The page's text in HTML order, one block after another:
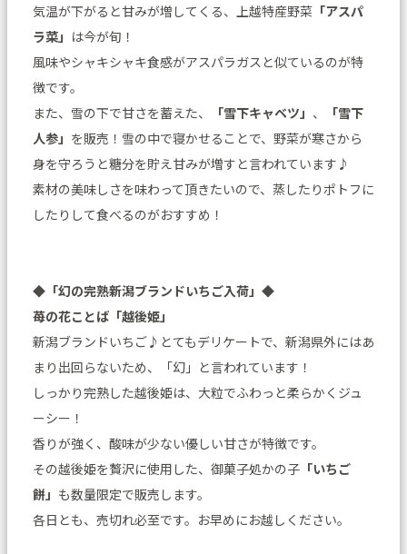
気温が下がると甘みが増してくる、上越特産野菜 「アスパ
ラ菜」 は今が旬！
風味やシャキシャキ食感がアスパラガスと似ているのが特
徴です。
また、雪の下で甘さを蓄えた、
「雪下キャベツ」 、
「雪下
人参」 を販売！雪の中で寝かせることで、野菜が寒さから
身を守ろうと糖分を貯え甘みが増すと言われています♪
素材の美味しさを味わって頂きたいので、蒸したりポトフに
したりして食べるのがおすすめ！
◆ 「幻の完熟新潟ブランドいちご入荷」 ◆
苺の花ことば「越後姫」
新潟ブランドいちご♪とてもデリケートで、新潟県外にはあ
まり出回らないため、「幻」と言われています！
しっかり完熟した越後姫は、大粒でふわっと柔らかくジュ
ーシー！
香りが強く、酸味が少ない優しい甘さが特徴です。
その越後姫を贅沢に使用した、御菓子処かの子 「いちご
餅」 も数量限定で販売します。
各日とも、売切れ必至です。お早めにお越しください。